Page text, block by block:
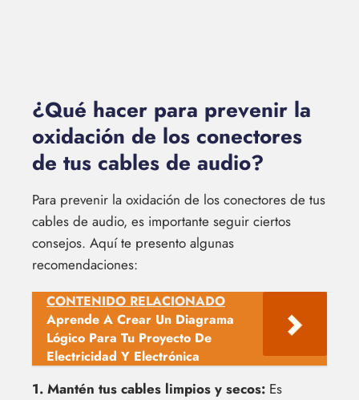
¿Qué hacer para prevenir la
oxidación de los conectores
de tus cables de audio?
Para prevenir la oxidación de los conectores de tus
cables de audio, es importante seguir ciertos
consejos. Aquí te presento algunas
recomendaciones:
CONTENIDO RELACIONADO
Aprende A Crear Un Diagrama
Lógico Para Tu Proyecto De
Electricidad Y Electrónica
1. Mantén tus cables limpios y secos: Es